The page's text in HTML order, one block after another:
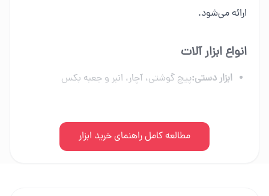
ارائه می‌شود.
انواع ابزار آلات
ابزار دستی:پیچ گوشتی، آچار، انبر و جعبه بکس
کمپرسور، میخکوب و تجهیزات پنوماتیک
مطالعه کامل راهنمای خرید ابزار